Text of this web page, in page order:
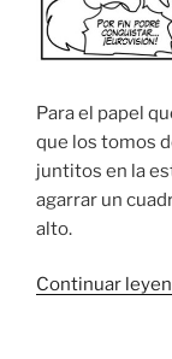
Para el papel
que los tomos
juntitos en la
agarrar un
alto.
Continuar